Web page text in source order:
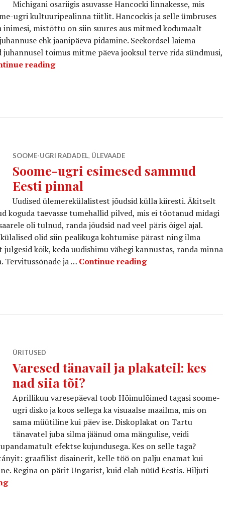
Michigani osariigis asuvasse Hancocki linnakesse, mis
ugri kultuuripealinna tiitlit. Hancockis ja selle ümbruses
inimesi, mistõttu on siin suures aus mitmed kodumaalt
ehk jaanipäeva pidamine. Seekordsel laiema
toimus mitme päeva jooksul terve rida sündmusi,
readingSoome-ugri festivalil. Seekord Ameerikas
SOOME-UGRI RADADEL, ÜLEVAADE
Soome-ugri esimesed sammud
Eesti pinnal
Uudised ülemerekülalistest jõudsid külla kiiresti. Äkitselt
koguda taevasse tumehallid pilved, mis ei tõotanud midagi
oli tulnud, randa jõudsid nad veel päris õigel ajal.
olid siin pealikuga kohtumise pärast ning ilma
julgesid kõik, keda uudishimu vähegi kannustas, randa minna
Tervitussõnade ja … Continue readingSoome-ugri
ÜRITUSED
Varesed tänavail ja plakateil: kes
nad siia tõi?
Aprillikuu varesepäeval toob Hõimulõimed tagasi soome-
ugri disko ja koos sellega ka visuaalse maailma, mis on
sama müütiline kui päev ise. Diskoplakat on Tartu
tänavatel juba silma jäänud oma mängulise, veidi
efektse kujundusega. Kes on selle taga?
graafilist disainerit, kelle töö on palju enamat kui
Regina on pärit Ungarist, kuid elab nüüd Eestis. Hiljuti
Varesed tänavail ja plakateil: kes nad siia tõi?